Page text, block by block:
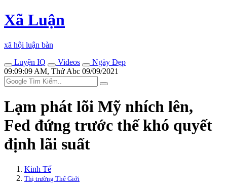
Xã Luận
xã hội luận bàn
Luyện IQ
Videos
Ngày Đẹp
09:09:09 AM, Thứ Abc 09/09/2021
Lạm phát lõi Mỹ nhích lên,
Fed đứng trước thế khó quyết
định lãi suất
Kinh Tế
Thị trường Thế Giới